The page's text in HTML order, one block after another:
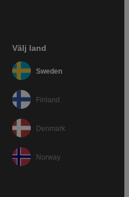
Välj land
Sweden
Finland
Denmark
Norway